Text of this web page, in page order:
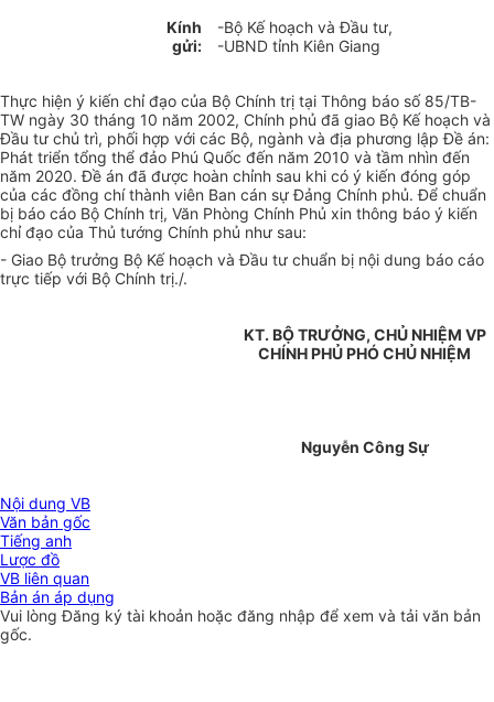
Kính
gửi:
-Bộ Kế hoạch và Đầu tư,
-UBND tỉnh Kiên Giang
Thực hiện ý kiến chỉ đạo của Bộ Chính trị tại Thông báo số 85/TB-
TW ngày 30 tháng 10 năm 2002, Chính phủ đã giao Bộ Kế hoạch và
Đầu tư chủ trì, phối hợp với các Bộ, ngành và địa phương lập Đề án:
Phát triển tổng thể đảo Phú Quốc đến năm 2010 và tầm nhìn đến
năm 2020. Đề án đã được hoàn chỉnh sau khi có ý kiến đóng góp
của các đồng chí thành viên Ban cán sự Đảng Chính phủ. Để chuẩn
bị báo cáo Bộ Chính trị, Văn Phòng Chính Phủ xin thông báo ý kiến
chỉ đạo của Thủ tướng Chính phủ như sau:
- Giao Bộ trưởng Bộ Kế hoạch và Đầu tư chuẩn bị nội dung báo cáo
trực tiếp với Bộ Chính trị./.
KT. BỘ TRƯỞNG, CHỦ NHIỆM VP
CHÍNH PHỦ PHÓ CHỦ NHIỆM
Nguyễn Công Sự
Nội dung VB
Văn bản gốc
Tiếng anh
Lược đồ
VB liên quan
Bản án áp dụng
Vui lòngĐăng ký tài khoản hoặc đăng nhập để xem và tải văn bản
gốc.